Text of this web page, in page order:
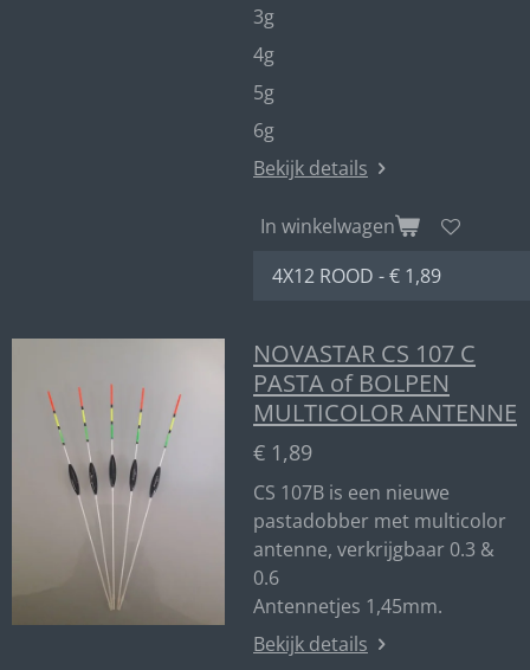
3g
4g
5g
6g
Bekijk details
In winkelwagen
NOVASTAR CS 107 C
PASTA of BOLPEN
MULTICOLOR ANTENNE
€ 1,89
CS 107B is een nieuwe
pastadobber met multicolor
antenne, verkrijgbaar 0.3 &
0.6
Antennetjes 1,45mm.
Bekijk details